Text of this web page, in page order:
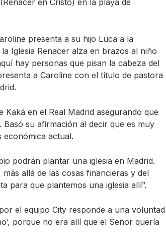
en Cristo) en la playa de
presenta a su hijo Luca a la
Iglesia Renacer alza en brazos al niño
hay personas que pisan la cabeza del
a Caroline con el título de pastora
Kaká en el Real Madrid asegurando que
su afirmación al decir que es muy
económica actual.
podrán plantar una iglesia en Madrid.
allá de las cosas financieras y del
para que plantemos una iglesia allí”.
el equipo City responde a una voluntad
porque no era allí que el Señor quería